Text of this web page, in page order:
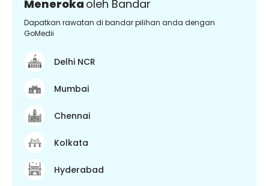
Meneroka oleh Bandar
Dapatkan rawatan di bandar pilihan anda dengan
GoMedii
Delhi NCR
Mumbai
Chennai
Kolkata
Hyderabad